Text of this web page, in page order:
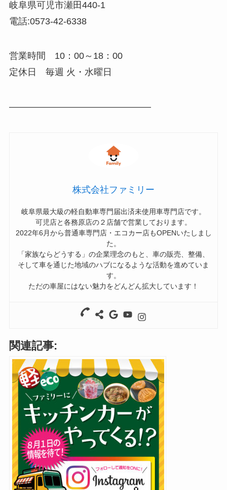
岐阜県可児市瀬田440-1
電話:0573-42-6338
営業時間 10：00～18：00
定休日 毎週 火・水曜日
———————————————–
株式会社ファミリー
岐阜県最大級の軽自動車専門届出済未使用車専門店です。
可児店と各務原店の２店舗で営業しております。
2022年6月から普通車専門店・エコカー店もOPENいたしまし
た。
「家族ならどうする」の企業理念のもと、車の販売、整備、
そして車を通じた地域のハブになるような活動を進めていま
す。
ただの車屋にはない魅力をどんどん拡大しています！
関連記事: